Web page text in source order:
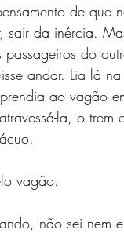
de que
sair da inércia.
do
andar. Lia lá na
ao vagão
la, o trem
vagão.
não sei